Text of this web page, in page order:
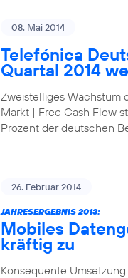
08. Mai 2014
Telefónica
Quartal 2014
Zweistelliges Wachstum
Markt | Free Cash Flow
Prozent der deutschen
26. Februar 2014
JAHRESERGEBNIS 2013:
Mobiles
kräftig zu
Konsequente